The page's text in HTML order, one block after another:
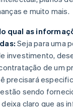
e muito mais.
qual as
Seja para uma
investimento,
de um
precisará
sendo
claro que as